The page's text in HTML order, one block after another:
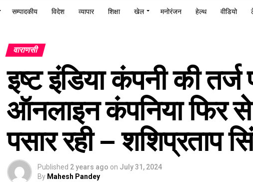
सम्पादकीय विदेश व्यापार शिक्षा खेल मनोरंजन हेल्थ वीडियो
वाराणसी
इष्ट इंडिया कंपनी की तर्ज
ऑनलाइन कंपनिया फिर
पसार रही – शशिप्रताप
Published 2 years ago on July 31, 2024
By Mahesh Pandey